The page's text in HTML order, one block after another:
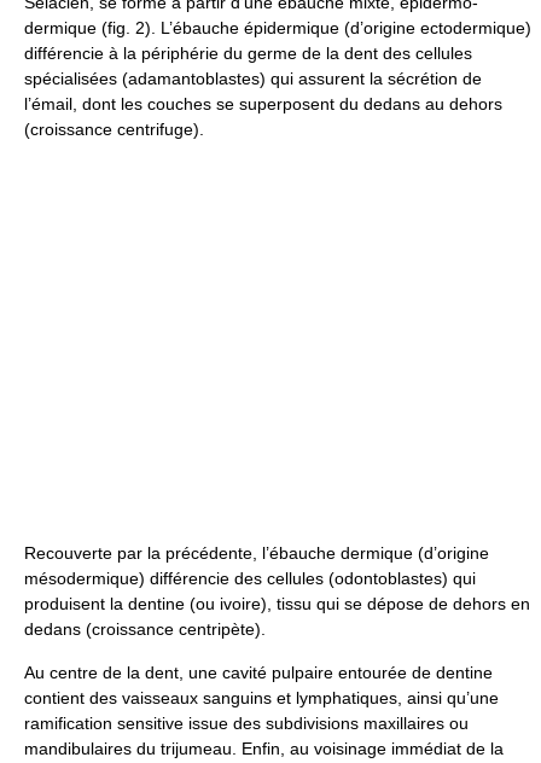
dermique (fig. 2). L’ébauche épidermique (d’origine ectodermique)
différencie à la périphérie du germe de la dent des cellules
spécialisées (adamantoblastes) qui assurent la sécrétion de
l’émail, dont les couches se superposent du dedans au dehors
(croissance centrifuge).
Recouverte par la précédente, l’ébauche dermique (d’origine
mésodermique) différencie des cellules (odontoblastes) qui
produisent la dentine (ou ivoire), tissu qui se dépose de dehors en
dedans (croissance centripète).
Au centre de la dent, une cavité pulpaire entourée de dentine
contient des vaisseaux sanguins et lymphatiques, ainsi qu’une
ramification sensitive issue des subdivisions maxillaires ou
mandibulaires du trijumeau. Enfin, au voisinage immédiat de la